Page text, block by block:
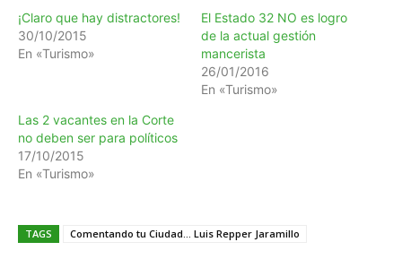
¡Claro que hay distractores!
30/10/2015
En «Turismo»
El Estado 32 NO es logro
de la actual gestión
mancerista
26/01/2016
En «Turismo»
Las 2 vacantes en la Corte
no deben ser para políticos
17/10/2015
En «Turismo»
TAGS Comentando tu Ciudad... Luis Repper Jaramillo